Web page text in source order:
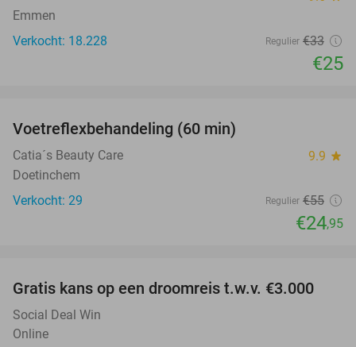
Emmen
Verkocht: 18.228
Regulier €33
€25
Voetreflexbehandeling (60 min)
Catia´s Beauty Care 9.9 star
Doetinchem
Verkocht: 29
Regulier €55
€24,95
Gratis kans op een droomreis t.w.v. €3.000
Social Deal Win
Online